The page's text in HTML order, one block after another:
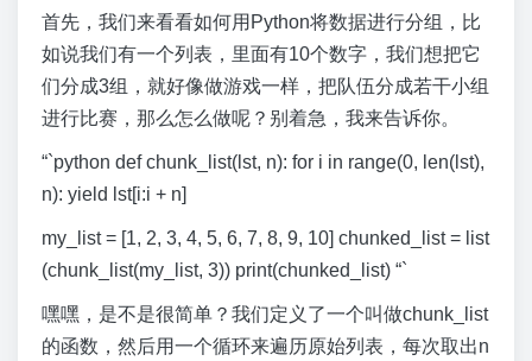
首先，我们来看看如何用Python将数据进行分组，比
如说我们有一个列表，里面有10个数字，我们想把它
们分成3组，就好像做游戏一样，把队伍分成若干小组
进行比赛，那么怎么做呢？别着急，我来告诉你。
“`python def chunk_list(lst, n): for i in range(0, len(lst),
n): yield lst[i:i + n]
my_list = [1, 2, 3, 4, 5, 6, 7, 8, 9, 10] chunked_list = list
(chunk_list(my_list, 3)) print(chunked_list) “`
嘿嘿，是不是很简单？我们定义了一个叫做chunk_list
的函数，然后用一个循环来遍历原始列表，每次取出n